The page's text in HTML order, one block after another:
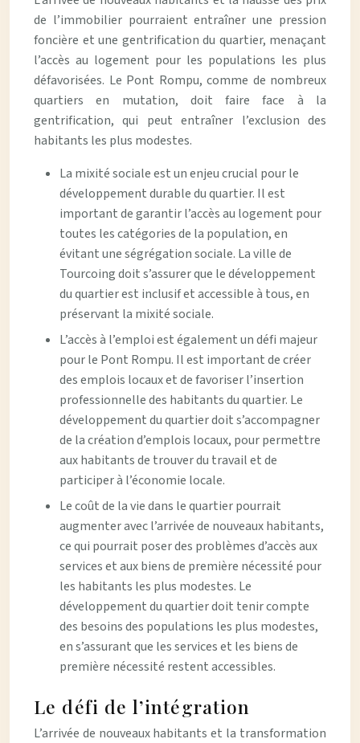
de l’immobilier pourraient entraîner une pression
foncière et une gentrification du quartier, menaçant
l’accès au logement pour les populations les plus
défavorisées. Le Pont Rompu, comme de nombreux
quartiers en mutation, doit faire face à la
gentrification, qui peut entraîner l’exclusion des
habitants les plus modestes.
La mixité sociale est un enjeu crucial pour le
développement durable du quartier. Il est
important de garantir l’accès au logement pour
toutes les catégories de la population, en
évitant une ségrégation sociale. La ville de
Tourcoing doit s’assurer que le développement
du quartier est inclusif et accessible à tous, en
préservant la mixité sociale.
L’accès à l’emploi est également un défi majeur
pour le Pont Rompu. Il est important de créer
des emplois locaux et de favoriser l’insertion
professionnelle des habitants du quartier. Le
développement du quartier doit s’accompagner
de la création d’emplois locaux, pour permettre
aux habitants de trouver du travail et de
participer à l’économie locale.
Le coût de la vie dans le quartier pourrait
augmenter avec l’arrivée de nouveaux habitants,
ce qui pourrait poser des problèmes d’accès aux
services et aux biens de première nécessité pour
les habitants les plus modestes. Le
développement du quartier doit tenir compte
des besoins des populations les plus modestes,
en s’assurant que les services et les biens de
première nécessité restent accessibles.
Le défi de l’intégration
L’arrivée de nouveaux habitants et la transformation